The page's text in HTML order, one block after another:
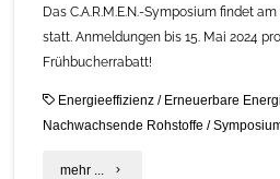
Das C.A.R.M.E.N.-Symposium findet
statt. Anmeldungen bis 15. Mai 2024
Frühbucherrabatt!
Energieeffizienz / Erneuerbare
Nachwachsende Rohstoffe /
mehr ... "32.